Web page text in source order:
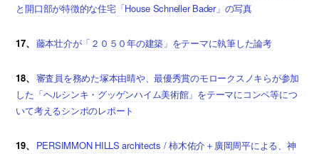
と開口部が特徴的な住宅「House Schneller Bader」の写真
17、 藤本壮介が「２０５０年の建築」をテーマに執筆した論考
18、
審査員を務めた塚本由晴や、最優秀賞のモロークスノキらが参加
した「ヘルシンキ・グッゲンハイム美術館」をテーマにコンペ等につ
いて考えるシンポのレポート
19、
PERSIMMON HILLS architects / 柿木佑介＋廣岡周平による、神